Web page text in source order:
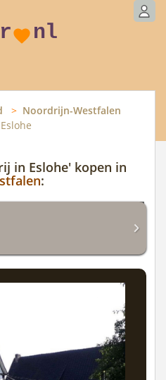
nl
Noordrijn-Westfalen
in Eslohe' kopen in
: